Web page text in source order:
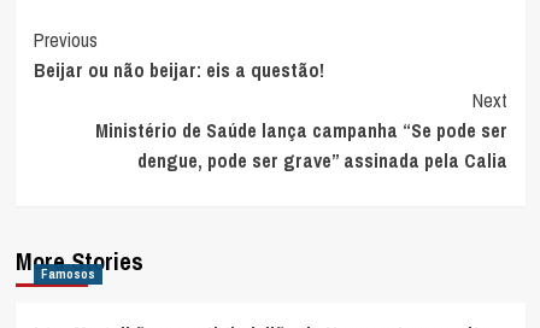
Post
Navigation
Previous
Beijar ou não beijar: eis a questão!
Next
Ministério de Saúde lança campanha “Se pode ser
dengue, pode ser grave” assinada pela Calia
More Stories
Famosos